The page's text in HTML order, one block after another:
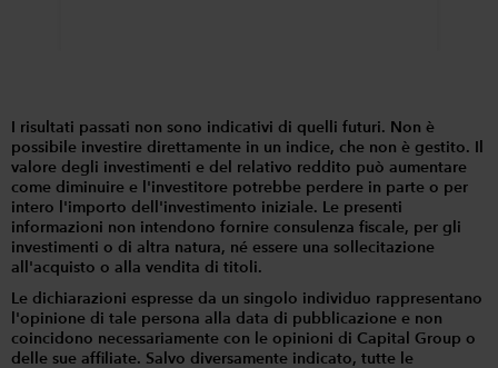
I risultati passati non sono indicativi di quelli futuri. Non è
possibile investire direttamente in un indice, che non è gestito. Il
valore degli investimenti e del relativo reddito può aumentare
come diminuire e l'investitore potrebbe perdere in parte o per
intero l'importo dell'investimento iniziale. Le presenti
informazioni non intendono fornire consulenza fiscale, per gli
investimenti o di altra natura, né essere una sollecitazione
all'acquisto o alla vendita di titoli.
Le dichiarazioni espresse da un singolo individuo rappresentano
l'opinione di tale persona alla data di pubblicazione e non
coincidono necessariamente con le opinioni di Capital Group o
delle sue affiliate. Salvo diversamente indicato, tutte le